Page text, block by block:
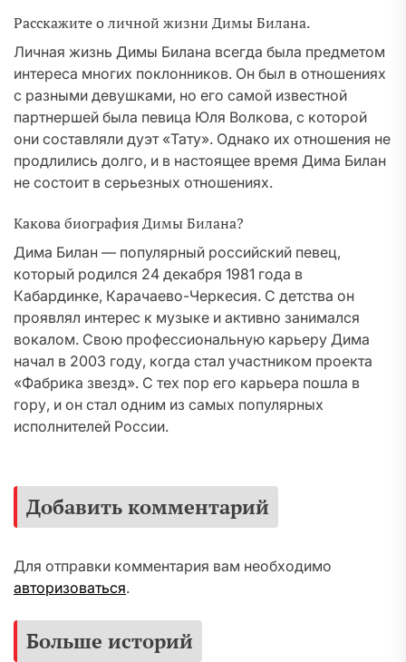
Расскажите о личной жизни Димы Билана.
Личная жизнь Димы Билана всегда была предметом
интереса многих поклонников. Он был в отношениях
с разными девушками, но его самой известной
партнершей была певица Юля Волкова, с которой
они составляли дуэт «Тату». Однако их отношения не
продлились долго, и в настоящее время Дима Билан
не состоит в серьезных отношениях.
Какова биография Димы Билана?
Дима Билан — популярный российский певец,
который родился 24 декабря 1981 года в
Кабардинке, Карачаево-Черкесия. С детства он
проявлял интерес к музыке и активно занимался
вокалом. Свою профессиональную карьеру Дима
начал в 2003 году, когда стал участником проекта
«Фабрика звезд». С тех пор его карьера пошла в
гору, и он стал одним из самых популярных
исполнителей России.
Добавить комментарий
Для отправки комментария вам необходимо
авторизоваться.
Больше историй